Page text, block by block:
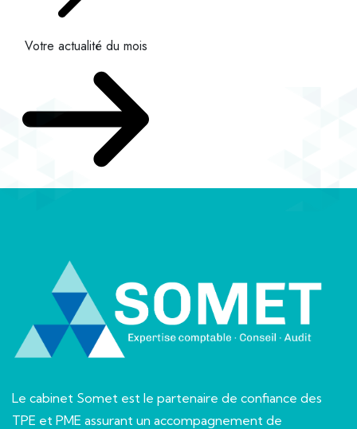
Votre actualité du mois
Le cabinet Somet est le partenaire de confiance des
TPE et PME assurant un accompagnement de